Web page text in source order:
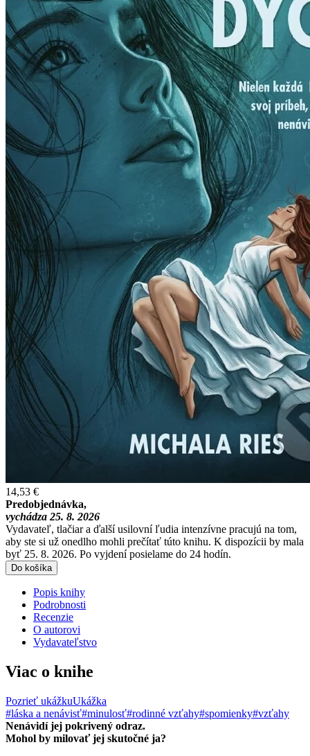
14,53 €
Predobjednávka,
vychádza 25. 8. 2026
Vydavateľ, tlačiar a ďalší usilovní ľudia intenzívne pracujú na tom,
aby ste si už onedlho mohli prečítať túto knihu. K dispozícii by mala
byť 25. 8. 2026. Po vyjdení posielame do 24 hodín.
Do košíka
Popis knihy
Podrobnosti
Recenzie
O autorovi
Vydavateľstvo
Viac o knihe
Pozrieť ukážkuUkážka
#láska a nenávisť#minulosť#rodinné vzťahy#spomienky#vzťahy
Nenávidí jej pokrivený odraz.
Mohol by milovať jej skutočné ja?